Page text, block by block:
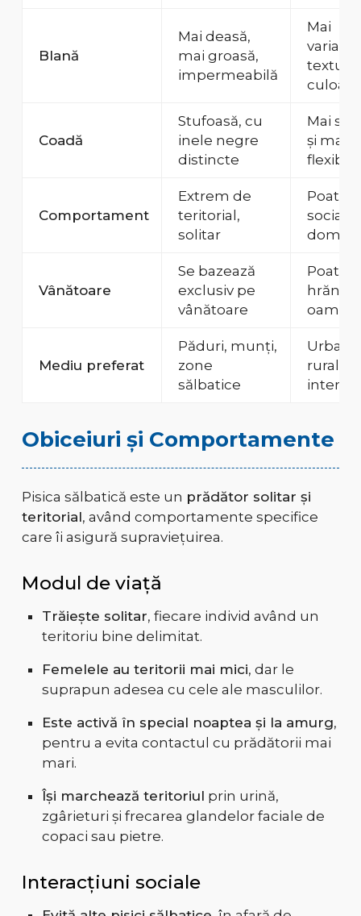
Blană
Mai deasă,
mai groasă,
impermeabilă
Mai
textură
culoare
Coadă
Stufoasă, cu
inele negre
distincte
Mai
și mai
flexibilă
Comportament
Extrem de
teritorial,
solitar
Poate fi
Vânătoare
Se bazează
exclusiv pe
vânătoare
Poate fi
hrănită
oameni
Mediu preferat
Păduri, munți,
zone
sălbatice
Urban,
rural,
interior
Obiceiuri și Comportamente
Pisica sălbatică este un prădător solitar și
teritorial, având comportamente specifice
care îi asigură supraviețuirea.
Modul de viață
Trăiește solitar, fiecare individ având un
teritoriu bine delimitat.
Femelele au teritorii mai mici, dar le
suprapun adesea cu cele ale masculilor.
Este activă în special noaptea și la amurg,
pentru a evita contactul cu prădătorii mai
mari.
Își marchează teritoriul prin urină,
zgârieturi și frecarea glandelor faciale de
copaci sau pietre.
Interacțiuni sociale